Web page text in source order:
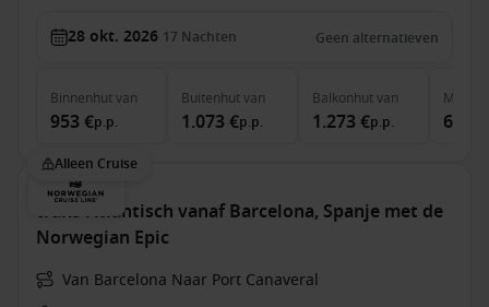
28 okt. 2026 17 Nachten Geen alternatieven
Binnenhutvan
953 €p.p.
Buitenhutvan
1.073 €p.p.
Balkonhutvan
1.273 €p.p.
MSC
Alleen Cruise
trans-Atlantisch vanaf Barcelona, Spanje met de
Norwegian Epic
Van Barcelona Naar Port Canaveral